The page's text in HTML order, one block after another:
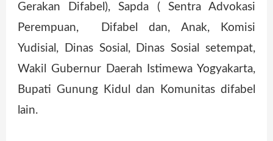
Gerakan Difabel), Sapda ( Sentra Advokasi
Perempuan, Difabel dan, Anak, Komisi
Yudisial, Dinas Sosial, Dinas Sosial setempat,
Wakil Gubernur Daerah Istimewa Yogyakarta,
Bupati Gunung Kidul dan Komunitas difabel
lain.